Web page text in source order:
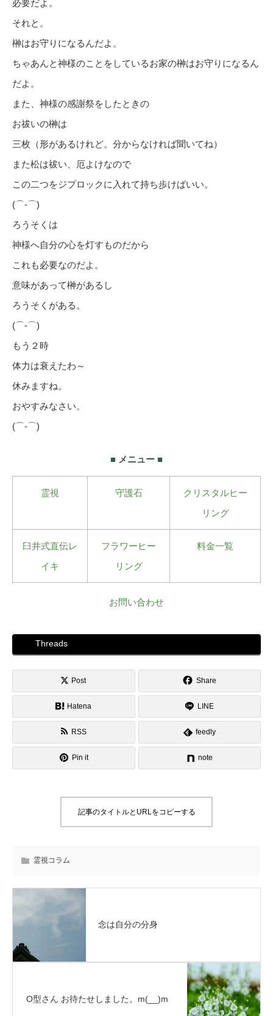
必要だよ。
それと。
榊はお守りになるんだよ。
ちゃあんと神様のことをしているお家の榊はお守りになるん
だよ。
また、神様の感謝祭をしたときの
お祓いの榊は
三枚（形があるけれど。分からなければ聞いてね）
また松は祓い、厄よけなので
この二つをジプロックに入れて持ち歩けばいい。
(⌒‐⌒)
ろうそくは
神様へ自分の心を灯すものだから
これも必要なのだよ。
意味があって榊があるし
ろうそくがある。
(⌒‐⌒)
もう２時
体力は衰えたわ～
休みますね。
おやすみなさい。
(⌒‐⌒)
■ メニュー ■
霊視 守護石
クリスタルヒー
リング
臼井式直伝レ
イキ
フラワーヒー
リング
料金一覧
お問い合わせ
Threads
Post Share
Hatena LINE
RSS feedly
Pin it note
記事のタイトルとURLをコピーする
霊視コラム
念は自分の分身
O型さん お待たせしました。m(__)m